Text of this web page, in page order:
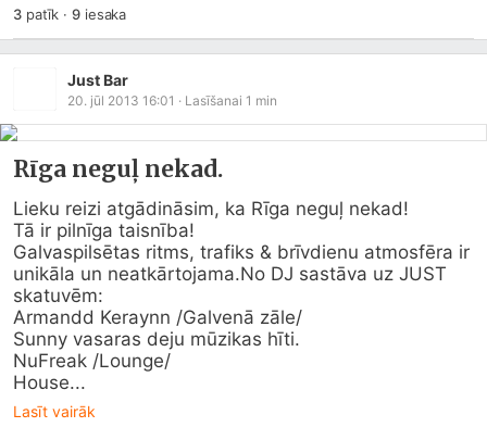
3patīk ·9iesaka
Just Bar
20. jūl 2013 16:01 · Lasīšanai 1 min
Rīga neguļ nekad.
Lieku reizi atgādināsim, ka Rīga neguļ nekad!
Tā ir pilnīga taisnība!
Galvaspilsētas ritms, trafiks & brīvdienu atmosfēra ir
unikāla un neatkārtojama.No DJ sastāva uz JUST
skatuvēm:
Armandd Keraynn /Galvenā zāle/
Sunny vasaras deju mūzikas hīti.
NuFreak /Lounge/
House...
Lasīt vairāk